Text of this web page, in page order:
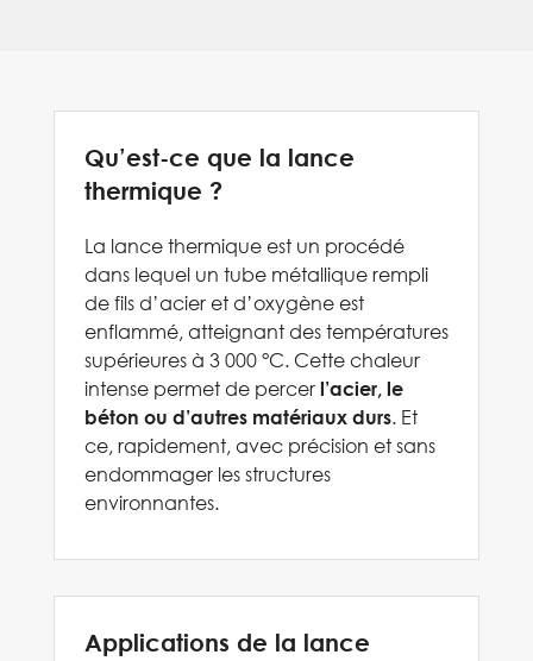
Qu’est-ce que la lance
thermique ?
La lance thermique est un procédé
dans lequel un tube métallique rempli
de fils d’acier et d’oxygène est
enflammé, atteignant des températures
supérieures à 3 000 °C. Cette chaleur
intense permet de percer l’acier, le
béton ou d’autres matériaux durs. Et
ce, rapidement, avec précision et sans
endommager les structures
environnantes.
Applications de la lance